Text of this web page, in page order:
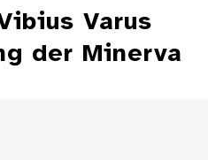
Varus
der Minerva